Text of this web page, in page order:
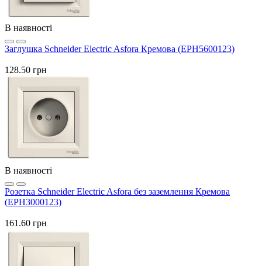
В наявності
Заглушка Schneider Electric Asfora Кремова (EPH5600123)
128.50 грн
В наявності
Розетка Schneider Electric Asfora без заземлення Кремова
(EPH3000123)
161.60 грн